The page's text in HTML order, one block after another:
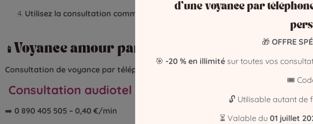
Utilisez la consultation comme un guide
, pas comme un ordre
📱Voyance amour par téléphone ou en ligne : un
Consultation de voyance par téléphone :
Consultation audiotel
➡️ 0 890 405 505 – 0,40 €/min
d’une voyance par
🎁 OFFRE
🎯 -20 % en illimité sur toutes vos
🎟️
🔓 Utilisable autant de
⏳ Valable du 01 juillet